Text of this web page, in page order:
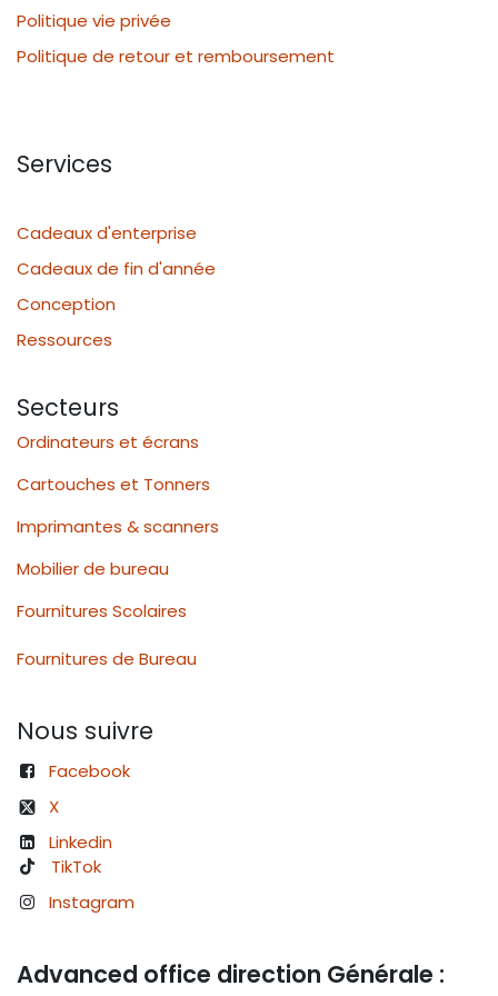
Politique vie privée
Politique de retour et remboursement
Services
Cadeaux d'enterprise
Cadeaux de fin d'année
Conception
Ressources
Secteurs
Ordinateurs et écrans
Cartouches et Tonners
Imprimantes & scanners
Mobilier de bureau
Fournitures Scolaires
Fournitures de Bureau
Nous suivre
Facebook
X
Linkedin
TikTok
Instagram
Advanced office direction Générale :